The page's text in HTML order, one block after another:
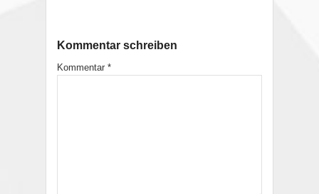
Kommentar schreiben
Kommentar *